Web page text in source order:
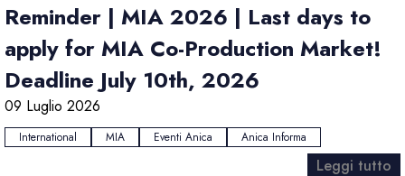
Reminder | MIA 2026 | Last days to
apply for MIA Co-Production Market!
Deadline July 10th, 2026
09 Luglio 2026
International MIA Eventi Anica Anica Informa
Leggi tutto